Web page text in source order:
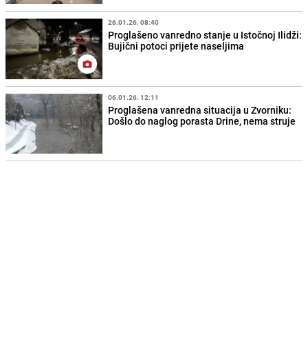
26.01.26. 08:40
Proglašeno vanredno stanje u Istočnoj Ilidži:
Bujični potoci prijete naseljima
06.01.26. 12:11
Proglašena vanredna situacija u Zvorniku:
Došlo do naglog porasta Drine, nema struje